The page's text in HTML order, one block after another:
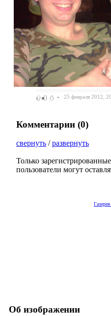
0 25 февраля 2012,
Комментарии (0)
свернуть /развернуть
Только
пользователи могут
Об изображении